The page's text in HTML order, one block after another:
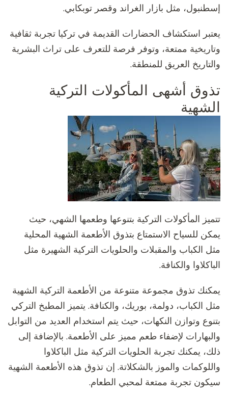
إسطنبول، مثل بازار الغراند وقصر توبكابي.
يعتبر استكشاف الحضارات القديمة في تركيا تجربة ثقافية
وتاريخية ممتعة، وتوفر فرصة للتعرف على تراث البشرية
والتاريخ العريق للمنطقة.
تذوق أشهى المأكولات التركية
الشهية
تتميز المأكولات التركية بتنوعها وطعمها الشهي، حيث
يمكن للسياح الاستمتاع بتذوق الأطعمة الشهية المحلية
مثل الكباب والمقبلات والحلويات التركية الشهيرة مثل
الباكلاوا والكنافة.
يمكنك تذوق مجموعة متنوعة من الأطعمة التركية الشهية
مثل الكباب، دولمة، بوريك، والكنافة. يتميز المطبخ التركي
بتنوع وتوازن النكهات، حيث يتم استخدام العديد من التوابل
والبهارات لإضفاء طعم مميز على الأطعمة. بالإضافة إلى
ذلك، يمكنك تجربة الحلويات التركية مثل الباكلاوا
واللوكمات والموز بالشكلاتة. إن تذوق هذه الأطعمة الشهية
سيكون تجربة ممتعة لمحبي الطعام.